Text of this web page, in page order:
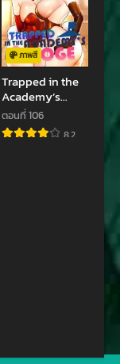
ภาพสี
Trapped in the
Academy’s
Eroge
ตอนที่ 106
8.2